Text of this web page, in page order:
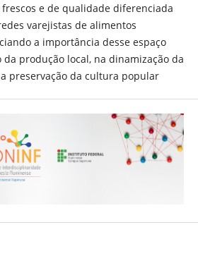
e de qualidade diferenciada
varejistas de alimentos
a importância desse espaço
produção local, na dinamização da
preservação da cultura popular